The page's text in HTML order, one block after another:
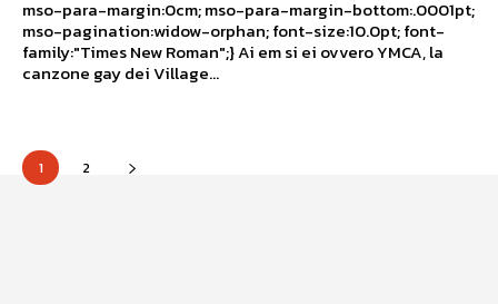
mso-para-margin:0cm; mso-para-margin-bottom:.0001pt;
mso-pagination:widow-orphan; font-size:10.0pt; font-
family:"Times New Roman";} Ai em si ei ovvero YMCA, la
canzone gay dei Village...
1 2